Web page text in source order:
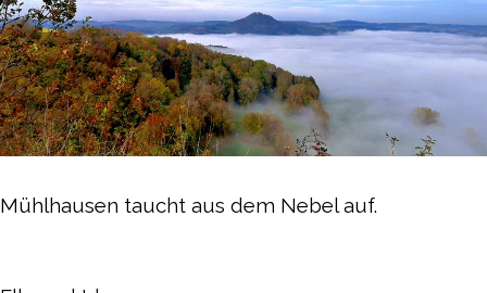
Mühlhausen taucht aus dem Nebel auf.